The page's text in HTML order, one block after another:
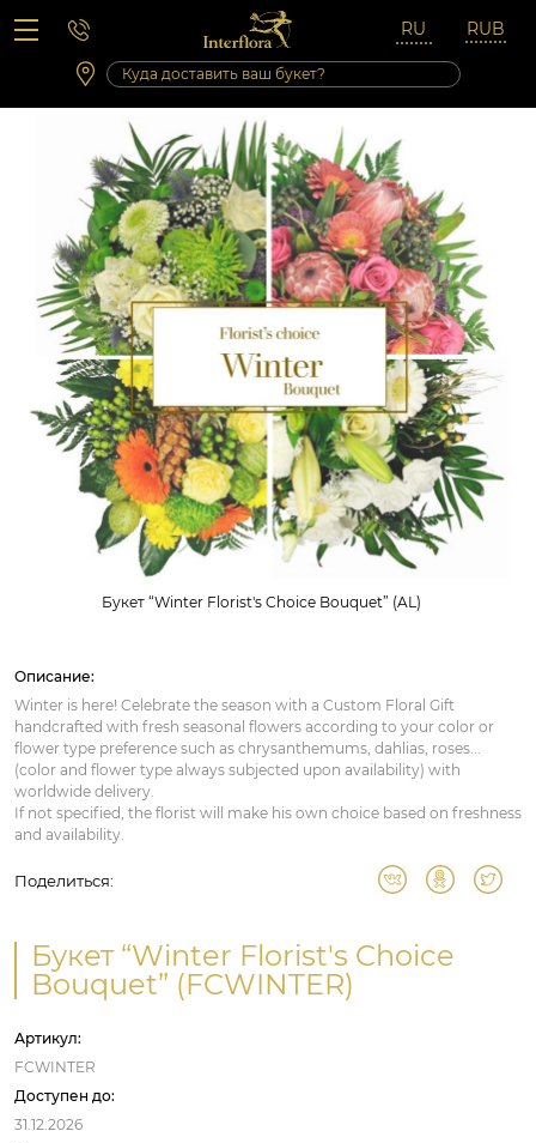
Вопросы-ответы
Сб 10:00 ‐ 14:00
Выходные и праздничные дни
Букет “Winter Florist's Choice Bouquet” (AL)
Описание:
Winter is here! Celebrate the season with a Custom Floral Gift
handcrafted with fresh seasonal flowers according to your color or
flower type preference such as chrysanthemums, dahlias, roses...
(color and flower type always subjected upon availability) with
worldwide delivery.
If not specified, the florist will make his own choice based on freshness
and availability.
Поделиться:
Букет “Winter Florist's Choice
Bouquet” (FCWINTER)
Артикул:
FCWINTER
Доступен до:
31.12.2026